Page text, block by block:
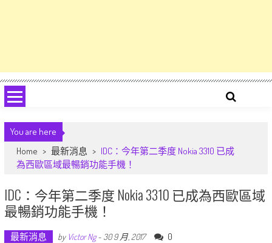
You are here
Home > 最新消息 > IDC：今年第二季度 Nokia 3310 已成
為西歐區域最暢銷功能手機！
IDC：今年第二季度 Nokia 3310 已成為西歐區域
最暢銷功能手機！
最新消息 by Victor Ng- 30 9 月, 2017 0